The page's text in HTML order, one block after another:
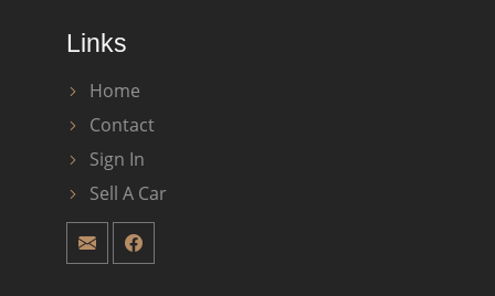
Links
Home
Contact
Sign In
Sell A Car